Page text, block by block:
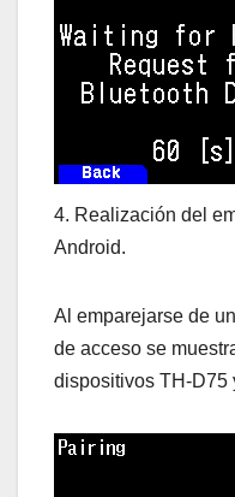
4. Realización del
Android.
Al emparejarse de
de acceso se
dispositivos TH-D75